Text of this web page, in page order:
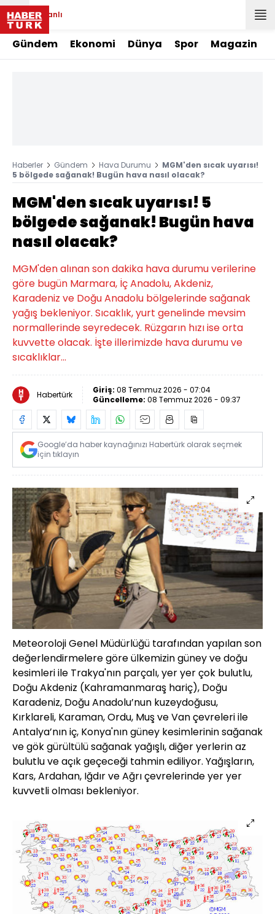
Canlı
Gündem Ekonomi Dünya Spor Magazin
Haberler Gündem Hava Durumu
MGM'den sıcak uyarısı!
5 bölgede sağanak! Bugün hava nasıl olacak?
MGM'den sıcak uyarısı! 5
bölgede sağanak! Bugün hava
nasıl olacak?
MGM'den alınan son dakika hava durumu verilerine
göre bugün Marmara, İç Anadolu, Akdeniz,
Karadeniz ve Doğu Anadolu bölgelerinde sağanak
yağış bekleniyor. Sıcaklık, yurt genelinde mevsim
normallerinde seyredecek. Rüzgarın hızı ise orta
kuvvette olacak. İşte illerimizde hava durumu ve
sıcaklıklar...
Habertürk Giriş: 08 Temmuz 2026 - 07:04
Güncelleme: 08 Temmuz 2026 - 09:37
Google’da haber kaynağınızı Habertürk olarak seçmek
için tıklayın
Meteoroloji Genel Müdürlüğü tarafından yapılan son
değerlendirmelere göre ülkemizin güney ve doğu
kesimleri ile Trakya'nın parçalı, yer yer çok bulutlu,
Doğu Akdeniz (Kahramanmaraş hariç), Doğu
Karadeniz, Doğu Anadolu’nun kuzeydoğusu,
Kırklareli, Karaman, Ordu, Muş ve Van çevreleri ile
Antalya’nın iç, Konya'nın güney kesimlerinin sağanak
ve gök gürültülü sağanak yağışlı, diğer yerlerin az
bulutlu ve açık geçeceği tahmin ediliyor. Yağışların,
Kars, Ardahan, Iğdır ve Ağrı çevrelerinde yer yer
kuvvetli olması bekleniyor.